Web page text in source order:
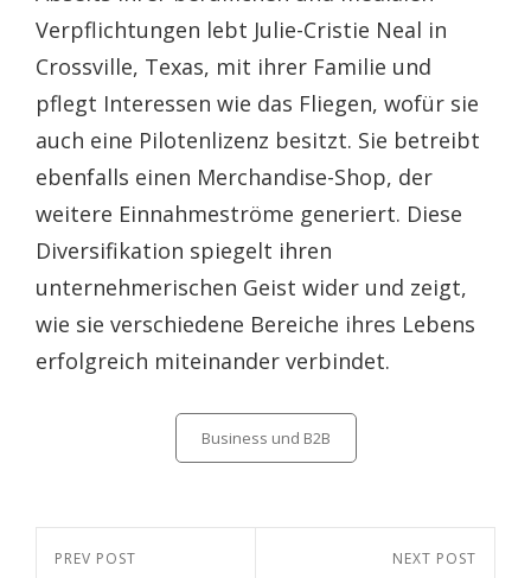
Verpflichtungen lebt Julie-Cristie Neal in
Crossville, Texas, mit ihrer Familie und
pflegt Interessen wie das Fliegen, wofür sie
auch eine Pilotenlizenz besitzt. Sie betreibt
ebenfalls einen Merchandise-Shop, der
weitere Einnahmeströme generiert. Diese
Diversifikation spiegelt ihren
unternehmerischen Geist wider und zeigt,
wie sie verschiedene Bereiche ihres Lebens
erfolgreich miteinander verbindet.
Business und B2B
Beitragsnavigation
Previous
PREV POST NEXT POST